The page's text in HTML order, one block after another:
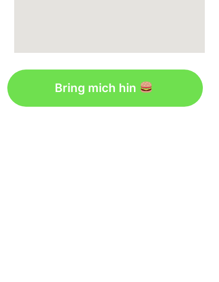
Bring mich hin